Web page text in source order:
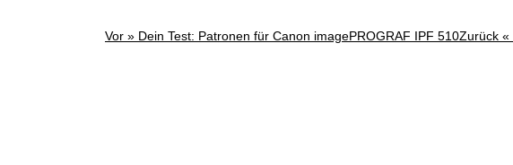
Post
Vor » Dein Test: Patronen für Canon imagePROGRAF IPF 510Zurück «